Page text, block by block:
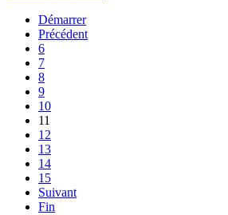
Démarrer
Précédent
6
7
8
9
10
11
12
13
14
15
Suivant
Fin